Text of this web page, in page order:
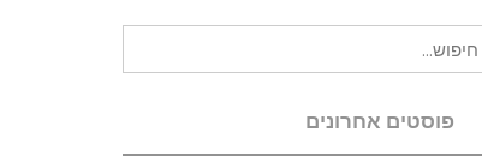
עבור:
פוסטים אחרונים